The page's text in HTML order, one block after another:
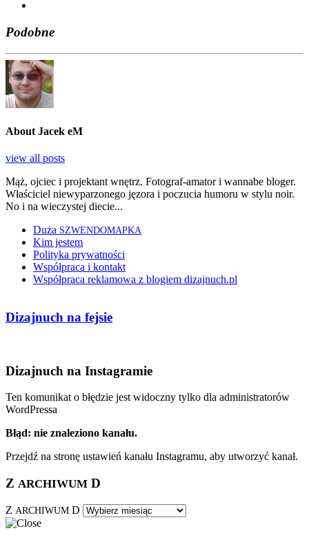
Podobne
About Jacek eM
view all posts
Mąż, ojciec i projektant wnętrz. Fotograf-amator i wannabe bloger.
Właściciel niewyparzonego jęzora i poczucia humoru w stylu noir.
No i na wieczystej diecie...
Duża SZWENDOMAPKA
Kim jestem
Polityka prywatności
Współpraca i kontakt
Współpraca reklamowa z blogiem dizajnuch.pl
Dizajnuch na fejsie
Dizajnuch na Instagramie
Ten komunikat o błędzie jest widoczny tylko dla administratorów
WordPressa
Błąd: nie znaleziono kanału.
Przejdź na stronę ustawień kanału Instagramu, aby utworzyć kanał.
Z ARCHIWUM D
Z ARCHIWUM D